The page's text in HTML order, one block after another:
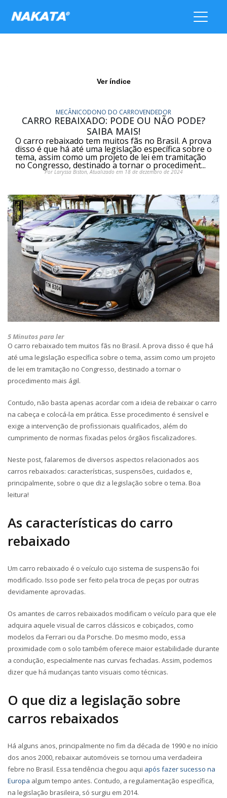
Ver índice
MECÂNICODONO DO CARROVENDEDOR
CARRO REBAIXADO: PODE OU NÃO PODE?
SAIBA MAIS!
O carro rebaixado tem muitos fãs no Brasil. A prova
disso é que há até uma legislação específica sobre o
tema, assim como um projeto de lei em tramitação
no Congresso, destinado a tornar o procediment...
Por Laryssa Biston, Atualizado em 18 de dezembro de 2024
5 Minutos para ler
O carro rebaixado tem muitos fãs no Brasil. A prova disso é que há
até uma legislação específica sobre o tema, assim como um projeto
de lei em tramitação no Congresso, destinado a tornar o
procedimento mais ágil.
Contudo, não basta apenas acordar com a ideia de rebaixar o carro
na cabeça e colocá-la em prática. Esse procedimento é sensível e
exige a intervenção de profissionais qualificados, além do
cumprimento de normas fixadas pelos órgãos fiscalizadores.
Neste post, falaremos de diversos aspectos relacionados aos
carros rebaixados: características, suspensões, cuidados e,
principalmente, sobre o que diz a legislação sobre o tema. Boa
leitura!
As características do carro
rebaixado
Um carro rebaixado é o veículo cujo sistema de suspensão foi
modificado. Isso pode ser feito pela troca de peças por outras
devidamente aprovadas.
Os amantes de carros rebaixados modificam o veículo para que ele
adquira aquele visual de carros clássicos e cobiçados, como
modelos da Ferrari ou da Porsche. Do mesmo modo, essa
proximidade com o solo também oferece maior estabilidade durante
a condução, especialmente nas curvas fechadas. Assim, podemos
dizer que há mudanças tanto visuais como técnicas.
O que diz a legislação sobre
carros rebaixados
Há alguns anos, principalmente no fim da década de 1990 e no início
dos anos 2000, rebaixar automóveis se tornou uma verdadeira
febre no Brasil. Essa tendência chegou aqui após fazer sucesso na
Europa algum tempo antes. Contudo, a regulamentação específica,
na legislação brasileira, só surgiu em 2014.